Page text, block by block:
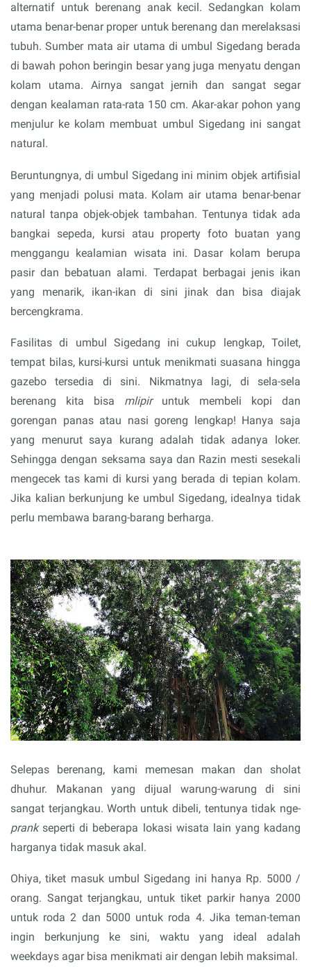
alternatif untuk berenang anak kecil. Sedangkan kolam
utama benar-benar proper untuk berenang dan merelaksasi
tubuh. Sumber mata air utama di umbul Sigedang berada
di bawah pohon beringin besar yang juga menyatu dengan
kolam utama. Airnya sangat jernih dan sangat segar
dengan kealaman rata-rata 150 cm. Akar-akar pohon yang
menjulur ke kolam membuat umbul Sigedang ini sangat
natural.
Beruntungnya, di umbul Sigedang ini minim objek artifisial
yang menjadi polusi mata. Kolam air utama benar-benar
natural tanpa objek-objek tambahan. Tentunya tidak ada
bangkai sepeda, kursi atau property foto buatan yang
menggangu kealamian wisata ini. Dasar kolam berupa
pasir dan bebatuan alami. Terdapat berbagai jenis ikan
yang menarik, ikan-ikan di sini jinak dan bisa diajak
bercengkrama.
Fasilitas di umbul Sigedang ini cukup lengkap, Toilet,
tempat bilas, kursi-kursi untuk menikmati suasana hingga
gazebo tersedia di sini. Nikmatnya lagi, di sela-sela
berenang kita bisa mlipiruntuk membeli kopi dan
gorengan panas atau nasi goreng lengkap! Hanya saja
yang menurut saya kurang adalah tidak adanya loker.
Sehingga dengan seksama saya dan Razin mesti sesekali
mengecek tas kami di kursi yang berada di tepian kolam.
Jika kalian berkunjung ke umbul Sigedang, idealnya tidak
perlu membawa barang-barang berharga.
Selepas berenang, kami memesan makan dan sholat
dhuhur. Makanan yang dijual warung-warung di sini
sangat terjangkau. Worth untuk dibeli, tentunya tidak nge-
prank seperti di beberapa lokasi wisata lain yang kadang
harganya tidak masuk akal.
Ohiya, tiket masuk umbul Sigedang ini hanya Rp. 5000 /
orang. Sangat terjangkau, untuk tiket parkir hanya 2000
untuk roda 2 dan 5000 untuk roda 4. Jika teman-teman
ingin berkunjung ke sini, waktu yang ideal adalah
weekdays agar bisa menikmati air dengan lebih maksimal.